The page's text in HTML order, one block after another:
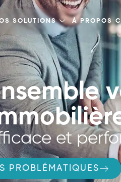
SOLUTIONS À PROPOS
et
PROBLÉMATIQUES